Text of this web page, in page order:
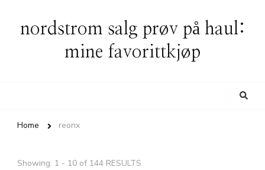
nordstrom salg prøv på haul:
mine favorittkjøp
Home reonx
Showing: 1 - 10 of 144 RESULTS